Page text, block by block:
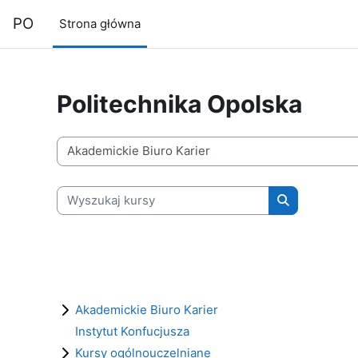
PO Strona główna
Politechnika Opolska
Kategorie kursów
Wyszukaj kursy
Wyszukaj
Akademickie Biuro Karier
Instytut Konfucjusza
Kursy ogólnouczelniane